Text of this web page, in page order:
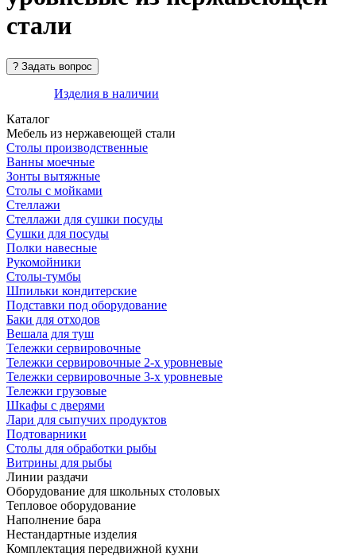
стали
Изделия в наличии
Каталог
Мебель из нержавеющей стали
Столы производственные
Ванны моечные
Зонты вытяжные
Столы с мойками
Стеллажи
Стеллажи для сушки посуды
Сушки для посуды
Полки навесные
Рукомойники
Столы-тумбы
Шпильки кондитерские
Подставки под оборудование
Баки для отходов
Вешала для туш
Тележки сервировочные
Тележки сервировочные 2-х уровневые
Тележки сервировочные 3-х уровневые
Тележки грузовые
Шкафы с дверями
Лари для сыпучих продуктов
Подтоварники
Столы для обработки рыбы
Витрины для рыбы
Линии раздачи
Оборудование для школьных столовых
Тепловое оборудование
Наполнение бара
Нестандартные изделия
Комплектация передвижной кухни